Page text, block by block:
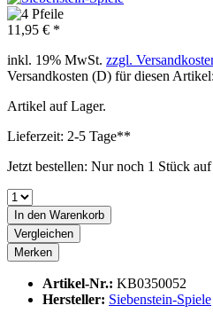
11,95 € *
inkl. 19% MwSt. zzgl.
Versandkosten (D) für diesen
Artikel auf Lager.
Lieferzeit: 2-5 Tage**
Jetzt bestellen: Nur noch 1 Stück
In den Warenkorb
Vergleichen
Merken
Artikel-Nr.: KB0350052
Hersteller: Siebenstein-Spiele